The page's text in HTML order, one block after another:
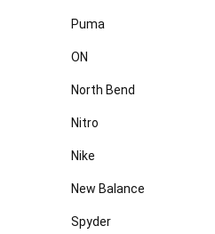
Puma
ON
North Bend
Nitro
Nike
New Balance
Spyder